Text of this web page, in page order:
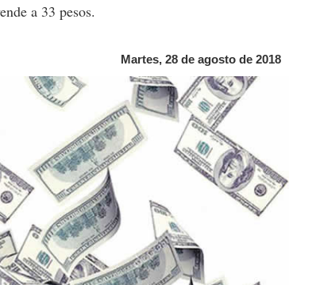
a 33 pesos.
Martes, 28 de agosto de 2018